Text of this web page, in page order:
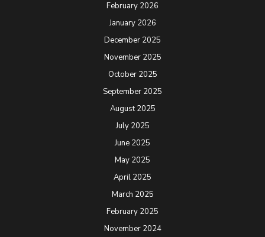
February 2026
January 2026
December 2025
November 2025
October 2025
September 2025
August 2025
July 2025
June 2025
May 2025
April 2025
March 2025
February 2025
November 2024